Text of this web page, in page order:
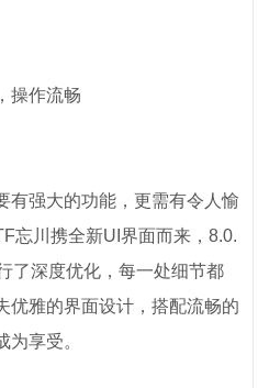
操作流畅
有强大的功能，更需有令人愉
忘川携全新UI界面而来，8.0.
了深度优化，每一处细节都
优雅的界面设计，搭配流畅的
为享受。